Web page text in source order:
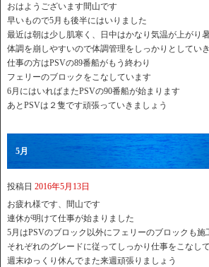
おはようございます間山です
早いもので5月も後半にはいりました
最近は朝は少し肌寒く、日中はかなり気温が上がり
体調を崩しやすいので体調管理をしっかりとしてい
仕事の方はPSVの89番船がもう終わり
フェリーのブロックをこなしています
6月にはいればまたPSVの90番船が始まります
あとPSVは２隻です頑張っていきましょう
5月
投稿日 2016年5月13日
お疲れ様です、間山です
連休が明けて仕事が始まりました
5月はPSVのブロック以外にフェリーのブロックも施
それぞれのグレードに従ってしっかり仕事をこなし
週末ゆっくり休んでまた来週頑張りましょう